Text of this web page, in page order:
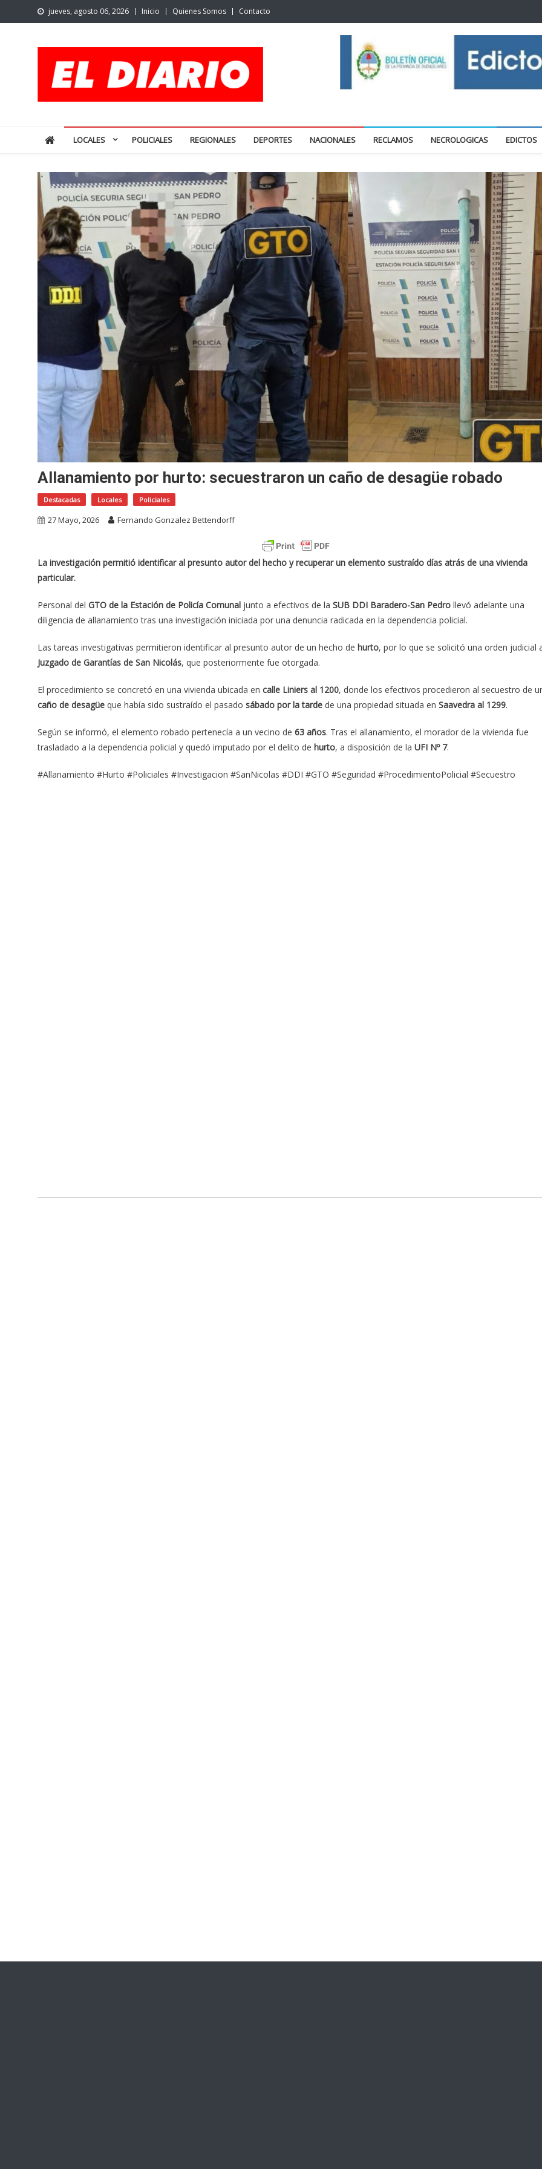
to
jueves, agosto 06, 2026 Inicio Quienes Somos Contacto
LOCALES POLICIALES REGIONALES DEPORTES NACIONALES RECLAMOS NECROLOGICAS EDICTOS
Allanamiento por hurto: secuestraron un caño de desagüe robado
Destacadas Locales Policiales
27 Mayo, 2026 Fernando Gonzalez Bettendorff
La investigación permitió identificar al presunto autor del hecho y recuperar un elemento sustraído días atrás de una vivienda
particular.
Personal del GTO de la Estación de Policía Comunal junto a efectivos de la SUB DDI Baradero-San Pedro llevó adelante una
diligencia de allanamiento tras una investigación iniciada por una denuncia radicada en la dependencia policial.
Las tareas investigativas permitieron identificar al presunto autor de un hecho de hurto, por lo que se solicitó una orden judicial
Juzgado de Garantías de San Nicolás, que posteriormente fue otorgada.
El procedimiento se concretó en una vivienda ubicada en calle Liniers al 1200, donde los efectivos procedieron al secuestro de
caño de desagüe que había sido sustraído el pasado sábado por la tarde de una propiedad situada en Saavedra al 1299.
Según se informó, el elemento robado pertenecía a un vecino de 63 años. Tras el allanamiento, el morador de la vivienda fue
trasladado a la dependencia policial y quedó imputado por el delito de hurto, a disposición de la UFI Nº 7.
#Allanamiento #Hurto #Policiales #Investigacion #SanNicolas #DDI #GTO #Seguridad #ProcedimientoPolicial #Secuestro